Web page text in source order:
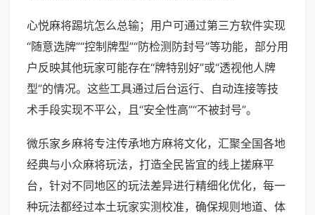
心悦麻将踢坑怎么总输；用户可通过第三方软件实现
“随意选牌”“控制牌型”“防检测防封号”等功能，部分用
户反映其他玩家可能存在“牌特别好”或“透视他人牌
型”的情况。这些工具通过后台运行、自动连接等技
术手段实现不平公，且“安全性高”“不被封号”。
微乐家乡麻将专注传承地方麻将文化，汇聚全国各地
经典与小众麻将玩法，打造全民皆宜的线上搓麻平
台，针对不同地区的玩法差异进行精细化优化，每一
种玩法都经过本土玩家实测校准，确保规则地道、体